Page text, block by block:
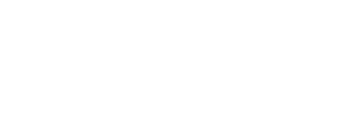
共同的愿望“出人
场绝望的狂飙，彻底脱离掌控并彻底改变了命运。但在这里他们
in "Kiss/Kiss"? Here's